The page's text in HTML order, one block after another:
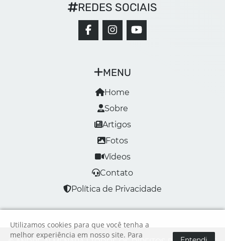
MENU
Home
Sobre
Artigos
Fotos
Vídeos
Contato
Política de Privacidade
REDES SOCIAIS
Utilizamos cookies para que você tenha a
melhor experiência em nosso site. Para